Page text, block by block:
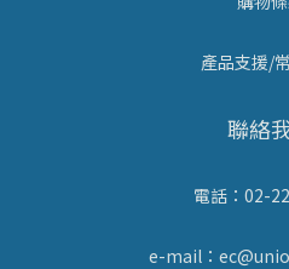
產品支援/
聯絡
電話：02-
e-mail：